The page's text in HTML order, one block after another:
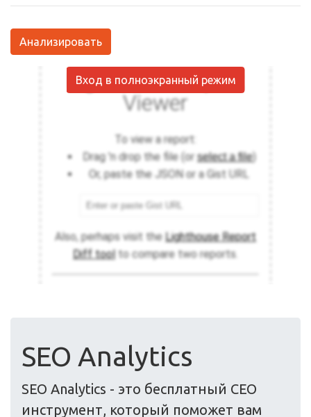
Анализировать
Вход в полноэкранный режим
SEO Analytics
SEO Analytics - это бесплатный СЕО
инструмент, который поможет вам